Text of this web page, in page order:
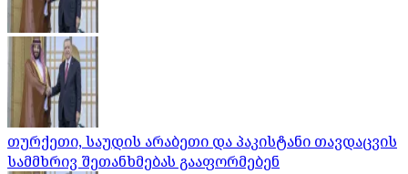
თურქეთი, საუდის არაბეთი და პაკისტანი თავდაცვის
სამმხრივ შეთანხმებას გააფორმებენ